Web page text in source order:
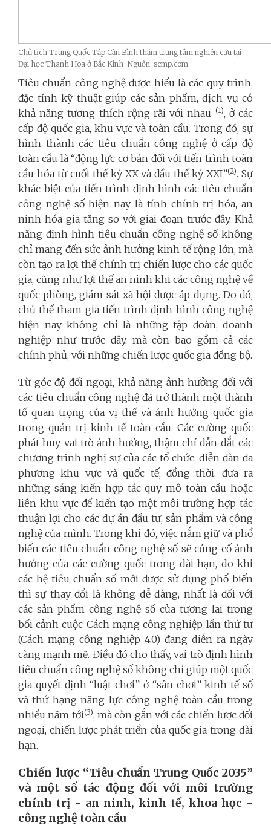
Chủ tịch Trung Quốc Tập Cận Bình thăm trung tâm nghiên cứu tại
Đại học Thanh Hoa ở Bắc Kinh_Nguồn: scmp.com
Tiêu chuẩn công nghệ được hiểu là các quy trình,
đặc tính kỹ thuật giúp các sản phẩm, dịch vụ có
khả năng tương thích rộng rãi với nhau (1), ở các
cấp độ quốc gia, khu vực và toàn cầu. Trong đó, sự
hình thành các tiêu chuẩn công nghệ ở cấp độ
toàn cầu là “động lực cơ bản đối với tiến trình toàn
cầu hóa từ cuối thế kỷ XX và đầu thế kỷ XXI”(2). Sự
khác biệt của tiến trình định hình các tiêu chuẩn
công nghệ số hiện nay là tính chính trị hóa, an
ninh hóa gia tăng so với giai đoạn trước đây. Khả
năng định hình tiêu chuẩn công nghệ số không
chỉ mang đến sức ảnh hưởng kinh tế rộng lớn, mà
còn tạo ra lợi thế chính trị chiến lược cho các quốc
gia, cũng như lợi thế an ninh khi các công nghệ về
quốc phòng, giám sát xã hội được áp dụng. Do đó,
chủ thể tham gia tiến trình định hình công nghệ
hiện nay không chỉ là những tập đoàn, doanh
nghiệp như trước đây, mà còn bao gồm cả các
chính phủ, với những chiến lược quốc gia đồng bộ.
Từ góc độ đối ngoại, khả năng ảnh hưởng đối với
các tiêu chuẩn công nghệ đã trở thành một thành
tố quan trọng của vị thế và ảnh hưởng quốc gia
trong quản trị kinh tế toàn cầu. Các cường quốc
phát huy vai trò ảnh hưởng, thậm chí dẫn dắt các
chương trình nghị sự của các tổ chức, diễn đàn đa
phương khu vực và quốc tế; đồng thời, đưa ra
những sáng kiến hợp tác quy mô toàn cầu hoặc
liên khu vực để kiến tạo một môi trường hợp tác
thuận lợi cho các dự án đầu tư, sản phẩm và công
nghệ của mình. Trong khi đó, việc nắm giữ và phổ
biến các tiêu chuẩn công nghệ số sẽ củng cố ảnh
hưởng của các cường quốc trong dài hạn, do khi
các hệ tiêu chuẩn số mới được sử dụng phổ biến
thì sự thay đổi là không dễ dàng, nhất là đối với
các sản phẩm công nghệ số của tương lai trong
bối cảnh cuộc Cách mạng công nghiệp lần thứ tư
(Cách mạng công nghiệp 4.0) đang diễn ra ngày
càng mạnh mẽ. Điều đó cho thấy, vai trò định hình
tiêu chuẩn công nghệ số không chỉ giúp một quốc
gia quyết định “luật chơi” ở “sân chơi” kinh tế số
và thứ hạng năng lực công nghệ toàn cầu trong
nhiều năm tới(3), mà còn gắn với các chiến lược đối
ngoại, chiến lược phát triển của quốc gia trong dài
hạn.
Chiến lược “Tiêu chuẩn Trung Quốc 2035”
và một số tác động đối với môi trường
chính trị - an ninh, kinh tế, khoa học -
công nghệ toàn cầu